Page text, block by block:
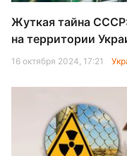
Жуткая тайна
на территории
16 октября 2024, 17:21